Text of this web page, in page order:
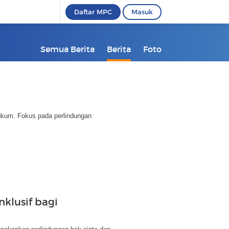
Daftar MPC Masuk
Semua Berita Berita Foto
Fokus pada perlindungan
bagi